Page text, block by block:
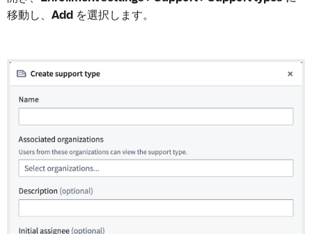
移動し、 Add を選択します。